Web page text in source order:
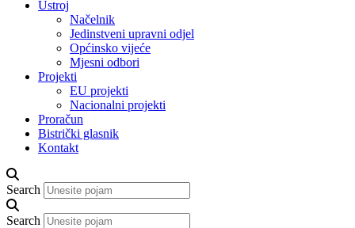
Ustroj
Načelnik
Jedinstveni upravni odjel
Općinsko vijeće
Mjesni odbori
Projekti
EU projekti
Nacionalni projekti
Proračun
Bistrički glasnik
Kontakt
Search
Search